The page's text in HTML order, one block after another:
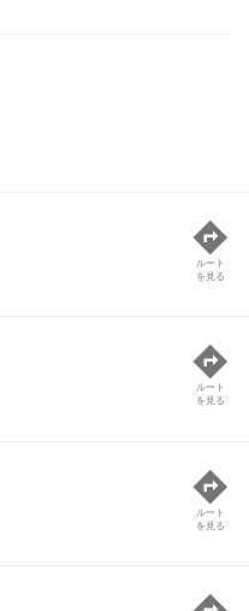
ルート
を見る
ルート
を見る
ルート
を見る